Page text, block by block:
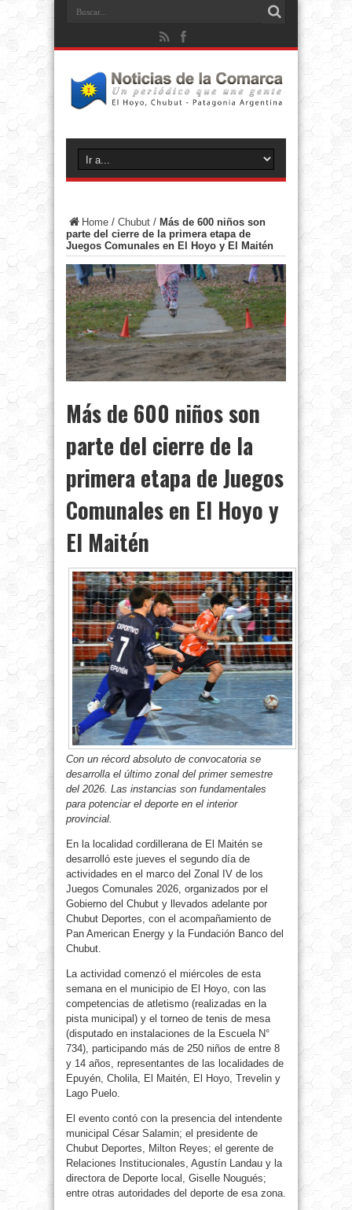
Home / Chubut / Más de 600 niños son
parte del cierre de la primera etapa de
Juegos Comunales en El Hoyo y El Maitén
Más de 600 niños son
parte del cierre de la
primera etapa de Juegos
Comunales en El Hoyo y
El Maitén
Con un récord absoluto de convocatoria se
desarrolla el último zonal del primer semestre
del 2026. Las instancias son fundamentales
para potenciar el deporte en el interior
provincial.
En la localidad cordillerana de El Maitén se
desarrolló este jueves el segundo día de
actividades en el marco del Zonal IV de los
Juegos Comunales 2026, organizados por el
Gobierno del Chubut y llevados adelante por
Chubut Deportes, con el acompañamiento de
Pan American Energy y la Fundación Banco del
Chubut.
La actividad comenzó el miércoles de esta
semana en el municipio de El Hoyo, con las
competencias de atletismo (realizadas en la
pista municipal) y el torneo de tenis de mesa
(disputado en instalaciones de la Escuela N°
734), participando más de 250 niños de entre 8
y 14 años, representantes de las localidades de
Epuyén, Cholila, El Maitén, El Hoyo, Trevelin y
Lago Puelo.
El evento contó con la presencia del intendente
municipal César Salamin; el presidente de
Chubut Deportes, Milton Reyes; el gerente de
Relaciones Institucionales, Agustín Landau y la
directora de Deporte local, Giselle Nougués;
entre otras autoridades del deporte de esa zona.